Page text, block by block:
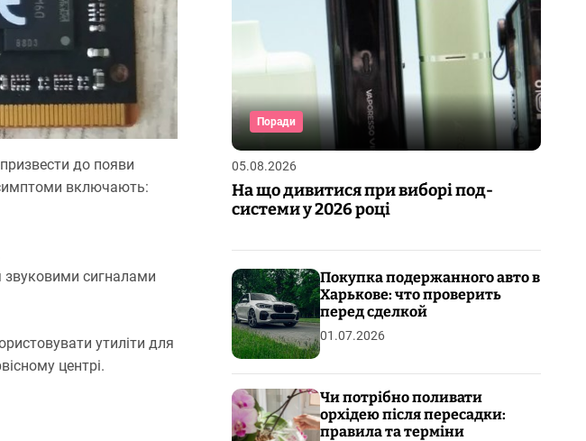
до появи
включають:
звуковими сигналами
утиліти для
центрі.
Поради
05.08.2026
На що дивитися при виборі под-
системи у 2026 році
Покупка подержанного авто в
Харькове: что проверить
перед сделкой
01.07.2026
Чи потрібно поливати
орхідею після пересадки:
правила та терміни